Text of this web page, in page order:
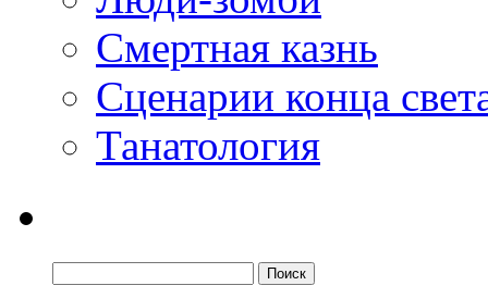
Смертная казнь
Сценарии конца
Танатология